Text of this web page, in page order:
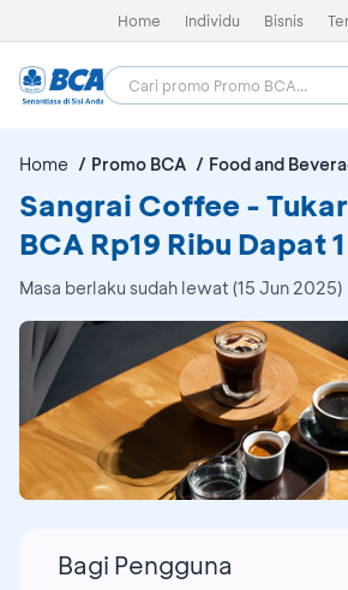
Home Individu Bisnis
Home Promo BCA Food and
Sangrai Coffee -
BCA Rp19 Ribu Dapat
Masa berlaku sudah lewat (15 Jun 2025)
Bagi Pengguna